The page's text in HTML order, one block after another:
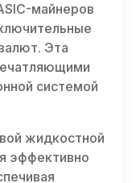
майнеров
Эта
системой
жидкостной
эффективно